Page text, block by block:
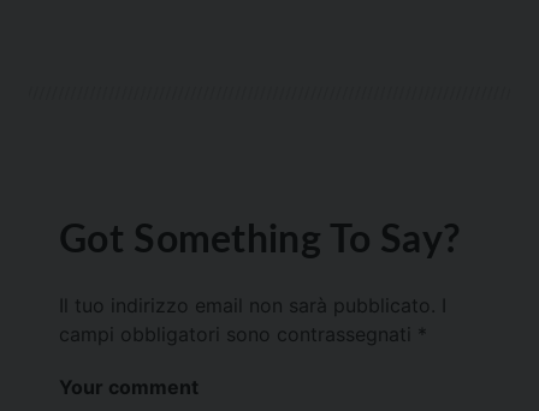
Got Something To Say?
Il tuo indirizzo email non sarà pubblicato.
campi obbligatori sono contrassegnati *
Your comment